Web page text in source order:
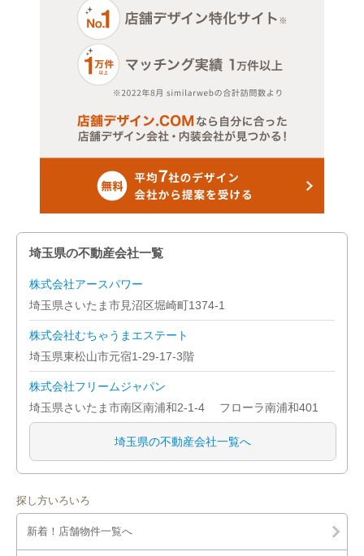
加須市
ふじみ野市
川口市
川越市
北本市
行田市
熊谷市
鴻巣市
越谷市
埼玉県の不動産会社一覧
株式会社アースパワー
埼玉県さいたま市見沼区堀崎町1374-1
株式会社むちゃうまエステート
埼玉県東松山市元宿1-29-17-3階
株式会社フリームジャパン
埼玉県さいたま市南区南浦和2-1-4 フローラ南浦和401
埼玉県の不動産会社一覧へ
探し方いろいろ
新着！店舗物件一覧へ